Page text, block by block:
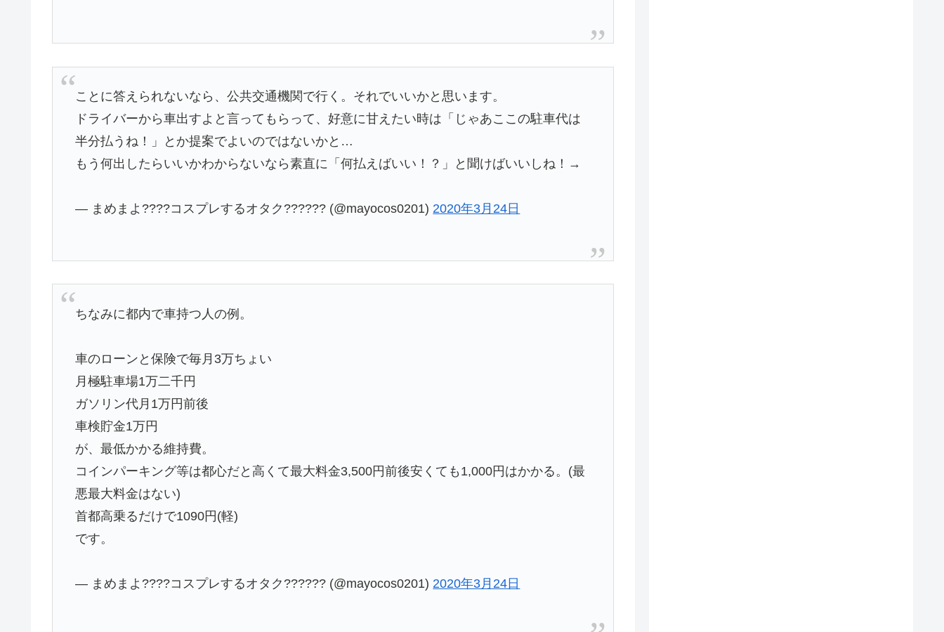
ことに答えられないなら、公共交通機関で行く。それでいいかと思います。
ドライバーから車出すよと言ってもらって、好意に甘えたい時は「じゃあここの駐車代は
半分払うね！」とか提案でよいのではないかと…
もう何出したらいいかわからないなら素直に「何払えばいい！？」と聞けばいいしね！→
— まめまよ????コスプレするオタク?????? (@mayocos0201) 2020年3月24日
ちなみに都内で車持つ人の例。
車のローンと保険で毎月3万ちょい
月極駐車場1万二千円
ガソリン代月1万円前後
車検貯金1万円
が、最低かかる維持費。
コインパーキング等は都心だと高くて最大料金3,500円前後安くても1,000円はかかる。(最
悪最大料金はない)
首都高乗るだけで1090円(軽)
です。
— まめまよ????コスプレするオタク?????? (@mayocos0201) 2020年3月24日